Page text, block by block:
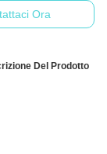
Ora
Del Prodotto